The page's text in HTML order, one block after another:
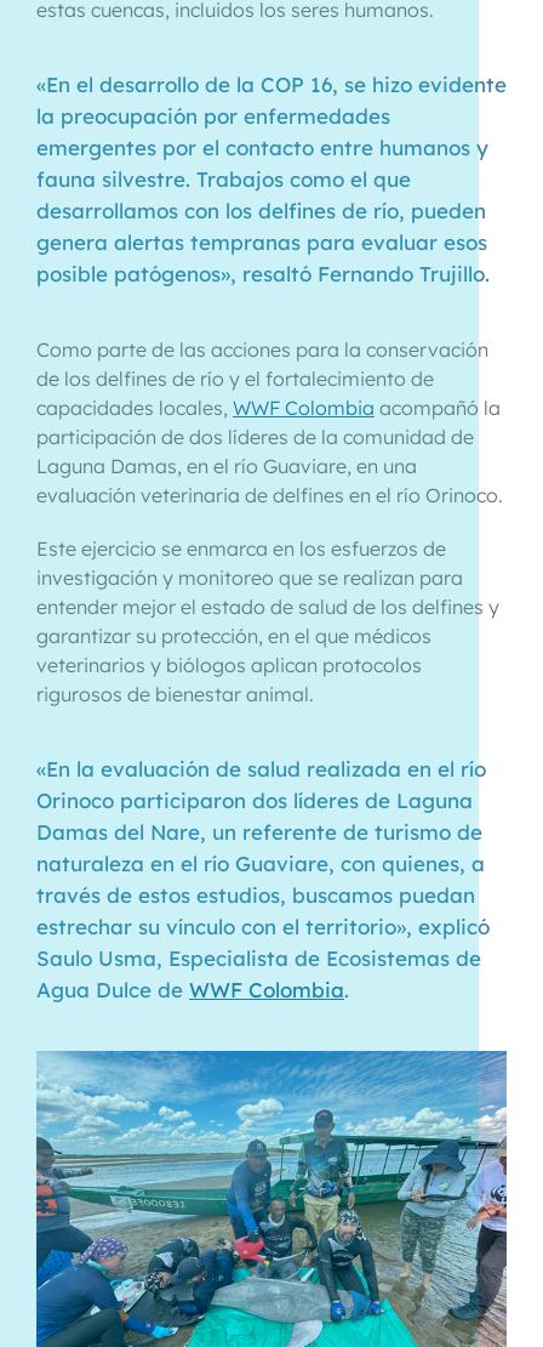
estas cuencas, incluidos los seres humanos.
«En el desarrollo de la COP 16, se hizo evidente
la preocupación por enfermedades
emergentes por el contacto entre humanos y
fauna silvestre. Trabajos como el que
desarrollamos con los delfines de río, pueden
genera alertas tempranas para evaluar esos
posible patógenos», resaltó Fernando Trujillo.
Como parte de las acciones para la conservación
de los delfines de río y el fortalecimiento de
capacidades locales, WWF Colombia acompañó la
participación de dos líderes de la comunidad de
Laguna Damas, en el río Guaviare, en una
evaluación veterinaria de delfines en el río Orinoco.
Este ejercicio se enmarca en los esfuerzos de
investigación y monitoreo que se realizan para
entender mejor el estado de salud de los delfines y
garantizar su protección, en el que médicos
veterinarios y biólogos aplican protocolos
rigurosos de bienestar animal.
«En la evaluación de salud realizada en el río
Orinoco participaron dos líderes de Laguna
Damas del Nare, un referente de turismo de
naturaleza en el río Guaviare, con quienes, a
través de estos estudios, buscamos puedan
estrechar su vínculo con el territorio», explicó
Saulo Usma, Especialista de Ecosistemas de
Agua Dulce de WWF Colombia.